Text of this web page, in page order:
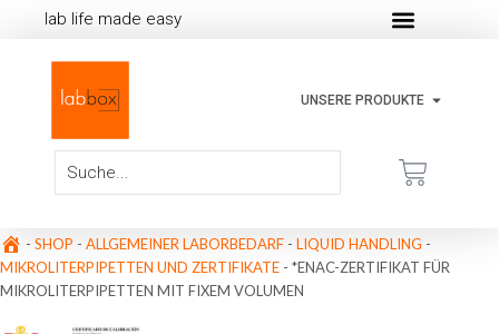
lab life made easy
UNSERE PRODUKTE
- SHOP - ALLGEMEINER LABORBEDARF - LIQUID HANDLING -
MIKROLITERPIPETTEN UND ZERTIFIKATE - *ENAC-ZERTIFIKAT FÜR
MIKROLITERPIPETTEN MIT FIXEM VOLUMEN